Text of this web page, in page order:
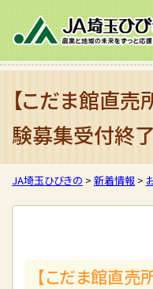
【こだま館直売
験募集受付終
JA埼玉ひびきの > 新着情報 >
【こだま館直売